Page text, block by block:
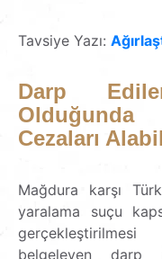
Tavsiye Yazı:
Darp
Olduğunda
Cezaları
Mağdura karşı
yaralama suçu
belgeleyen darp